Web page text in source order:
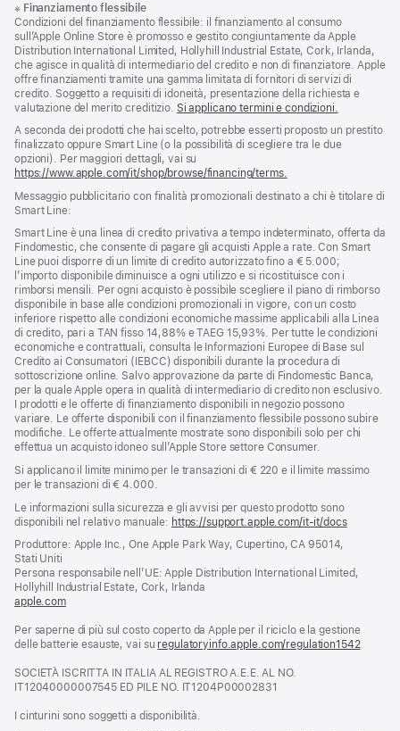
di
pagina
a
piè
di
pagina
※ Finanziamento flessibile
Condizioni del finanziamento flessibile: il finanziamento al consumo
sull’Apple Online Store è promosso e gestito congiuntamente da Apple
Distribution International Limited, Hollyhill Industrial Estate, Cork, Irlanda,
che agisce in qualità di intermediario del credito e non di finanziatore. Apple
offre finanziamenti tramite una gamma limitata di fornitori di servizi di
credito. Soggetto a requisiti di idoneità, presentazione della richiesta e
valutazione del merito creditizio. Si applicano termini e condizioni.
A seconda dei prodotti che hai scelto, potrebbe esserti proposto un prestito
finalizzato oppure Smart Line (o la possibilità di scegliere tra le due
opzioni). Per maggiori dettagli, vai su
https://www.apple.com/it/shop/browse/financing/terms.
Messaggio pubblicitario con finalità promozionali destinato a chi è titolare di
Smart Line:
Smart Line è una linea di credito privativa a tempo indeterminato, offerta da
Findomestic, che consente di pagare gli acquisti Apple a rate. Con Smart
Line puoi disporre di un limite di credito autorizzato fino a € 5.000;
l’importo disponibile diminuisce a ogni utilizzo e si ricostituisce con i
rimborsi mensili. Per ogni acquisto è possibile scegliere il piano di rimborso
disponibile in base alle condizioni promozionali in vigore, con un costo
inferiore rispetto alle condizioni economiche massime applicabili alla Linea
di credito, pari a TAN fisso 14,88% e TAEG 15,93%. Per tutte le condizioni
economiche e contrattuali, consulta le Informazioni Europee di Base sul
Credito ai Consumatori (IEBCC) disponibili durante la procedura di
sottoscrizione online. Salvo approvazione da parte di Findomestic Banca,
per la quale Apple opera in qualità di intermediario di credito non esclusivo.
I prodotti e le offerte di finanziamento disponibili in negozio possono
variare. Le offerte disponibili con il finanziamento flessibile possono subire
modifiche. Le offerte attualmente mostrate sono disponibili solo per chi
effettua un acquisto idoneo sull’Apple Store settore Consumer.
Si applicano il limite minimo per le transazioni di € 220 e il limite massimo
per le transazioni di € 4.000.
Le informazioni sulla sicurezza e gli avvisi per questo prodotto sono
disponibili nel relativo manuale: https://support.apple.com/it-it/docs(si
finestra)
Produttore: Apple Inc., One Apple Park Way, Cupertino, CA 95014,
Stati Uniti
Persona responsabile nell’UE: Apple Distribution International Limited,
Hollyhill Industrial Estate, Cork, Irlanda
apple.com(si
una
nuova
Per saperne di più sul costo coperto da Apple per il riciclo e la gestione
delle batterie esauste, vai su regulatoryinfo.apple.com/regulation1542(si
SOCIETÀ ISCRITTA IN ITALIA AL REGISTRO A.E.E. AL NO.
IT12040000007545 ED PILE NO. IT1204P00002831
I cinturini sono soggetti a disponibilità.